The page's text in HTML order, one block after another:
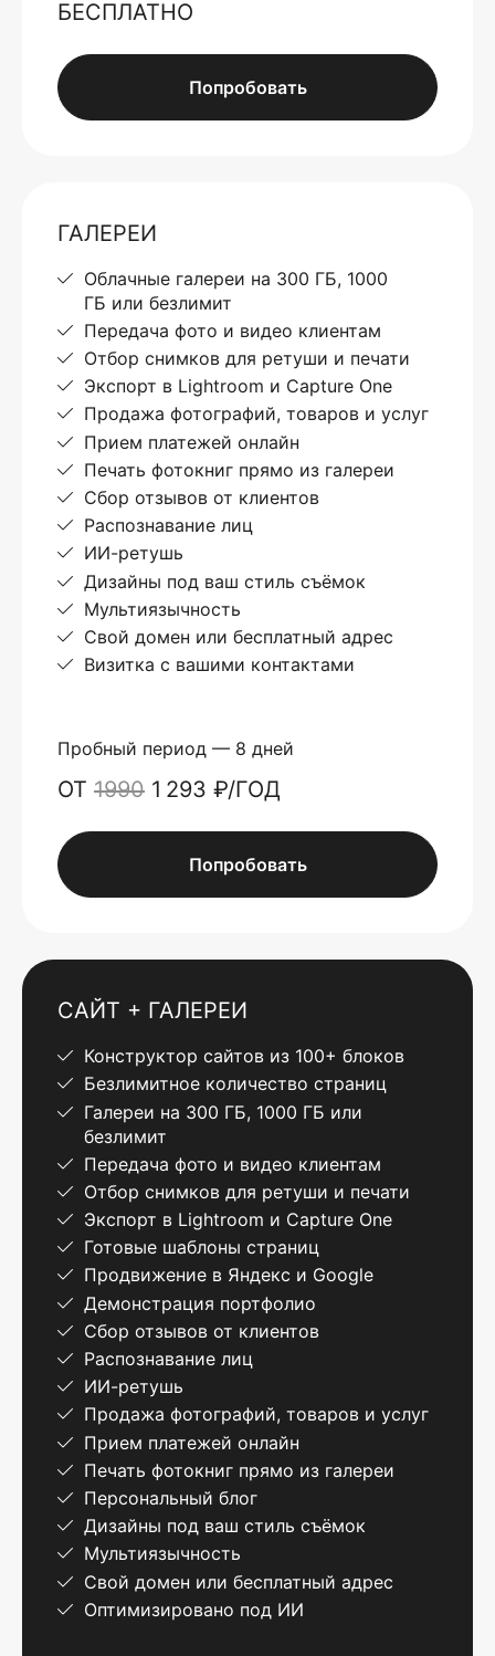
БЕСПЛАТНО
Попробовать
ГАЛЕРЕИ
Облачные галереи на 300 ГБ, 1000
ГБ или безлимит
Передача фото и видео клиентам
Отбор снимков для ретуши и печати
Экспорт в Lightroom и Capture One
Продажа фотографий, товаров и услуг
Прием платежей онлайн
Печать фотокниг прямо из галереи
Сбор отзывов от клиентов
Распознавание лиц
ИИ-ретушь
Дизайны под ваш стиль съёмок
Мультиязычность
Свой домен или бесплатный адрес
Визитка с вашими контактами
Пробный период — 8 дней
ОТ 1990 1 293 ₽/ГОД
Попробовать
САЙТ + ГАЛЕРЕИ
Конструктор сайтов из 100+ блоков
Безлимитное количество страниц
Галереи на 300 ГБ, 1000 ГБ или
безлимит
Передача фото и видео клиентам
Отбор снимков для ретуши и печати
Экспорт в Lightroom и Capture One
Готовые шаблоны страниц
Продвижение в Яндекс и Google
Демонстрация портфолио
Сбор отзывов от клиентов
Распознавание лиц
ИИ-ретушь
Продажа фотографий, товаров и услуг
Прием платежей онлайн
Печать фотокниг прямо из галереи
Персональный блог
Дизайны под ваш стиль съёмок
Мультиязычность
Свой домен или бесплатный адрес
Оптимизировано под ИИ